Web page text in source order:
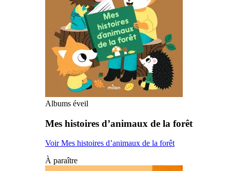
Albums éveil
Mes histoires d’animaux de la forêt
Voir Mes histoires d’animaux de la forêt
À paraître